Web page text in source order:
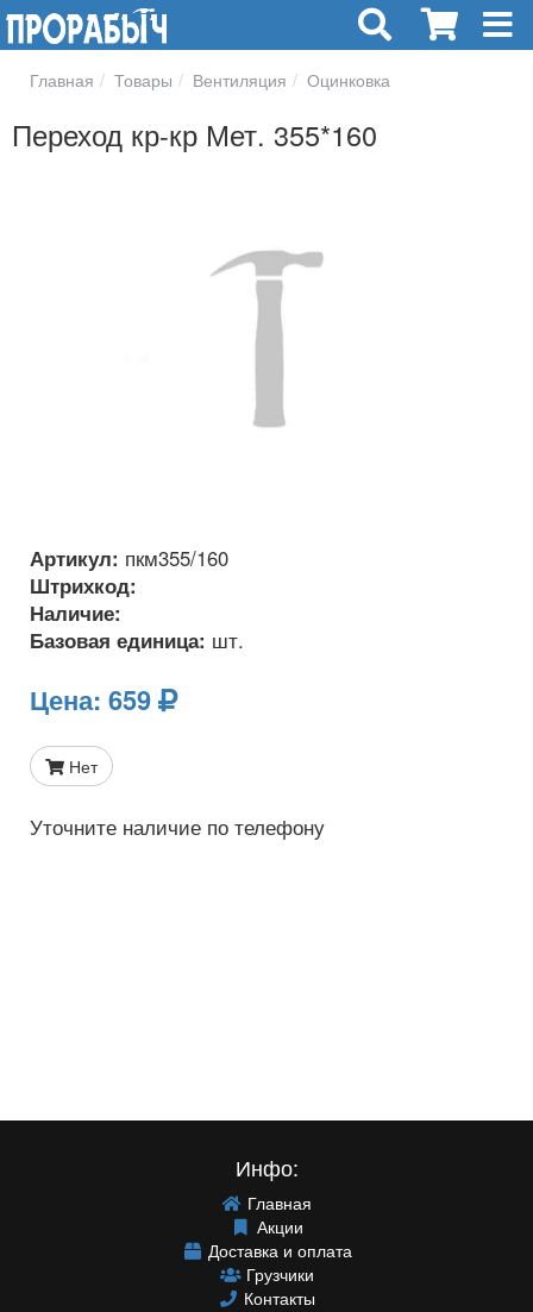
Главная Товары Вентиляция Оцинковка
Переход кр-кр Мет. 355*160
Артикул: пкм355/160
Штрихкод:
Наличие:
Базовая единица: шт.
Цена: 659
Нет
Уточните наличие по телефону
Инфо:
Главная
Акции
Доставка и оплата
Грузчики
Контакты